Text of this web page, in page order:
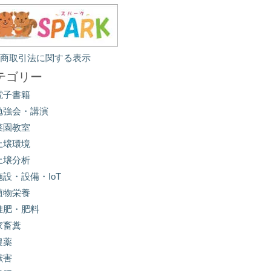
取引法に関する表示
ゴリー
子書籍
強会・講演
園教室
壌環境
壌分析
設・設備・IoT
物栄養
肥・肥料
畜糞
薬
害